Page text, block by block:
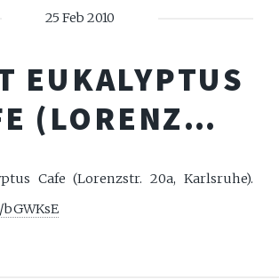
25 Feb 2010
EUKALYPTUS
(LORENZ…
Cafe (Lorenzstr. 20a, Karlsruhe).